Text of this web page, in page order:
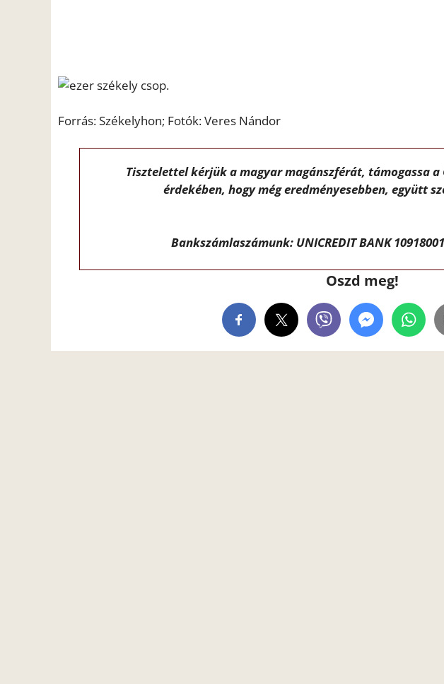
Forrás: Székelyhon; Fotók: Veres Nándor
Tisztelettel kérjük a magyar magánszférát, támogassa a
érdekében, hogy még eredményesebben, együtt
Bankszámlaszámunk: UNICREDIT BANK
Oszd meg!